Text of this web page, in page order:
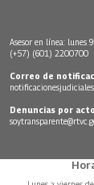
Asesor en línea: lunes
(+57) (601) 2200700
Correo de
Denuncias por